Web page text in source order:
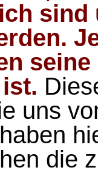
sind
uns
die